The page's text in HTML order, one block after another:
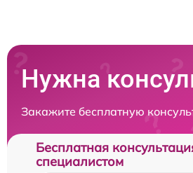
Нужна
Закажите бесплатную
Бесплатная
специалистом